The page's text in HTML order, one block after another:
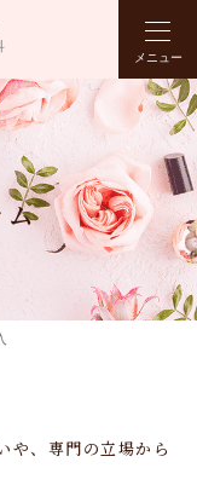
メニュー
ム
や、専門の立場から